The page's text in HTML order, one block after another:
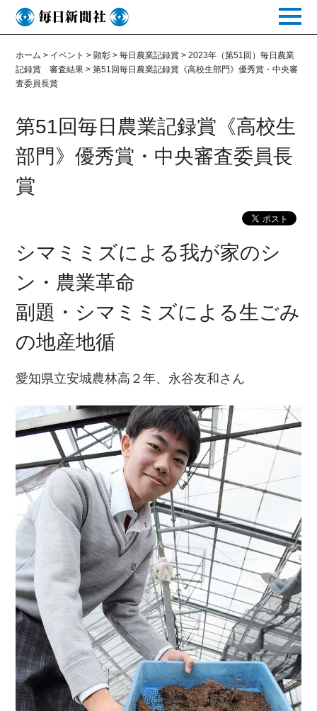
toggle
ホーム > イベント >顕彰 >毎日農業記録賞 >2023年（第51回）毎日農業
記録賞 審査結果 >第51回毎日農業記録賞《高校生部門》優秀賞・中央審
査委員長賞
第51回毎日農業記録賞《高校生
部門》優秀賞・中央審査委員長
賞
シマミミズによる我が家のシ
ン・農業革命
副題・シマミミズによる生ごみ
の地産地循
愛知県立安城農林高２年、永谷友和さん